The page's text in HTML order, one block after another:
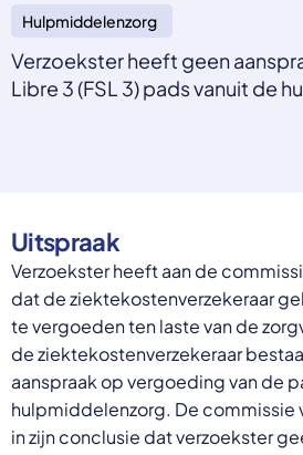
Overheid moet proactief
ondersteuning bieden bij
straffen
Schrap de opslag op de
Nieuws
Casussen
Nederlands
English
Deutsch
Polski
Romana
български
Українська
русский
Espanol
Francais
Hulpmiddelenzorg
Verzoekster heeft geen
Libre 3 (FSL 3) pads vanuit de
Uitspraak
Verzoekster heeft aan de
dat de ziektekostenverzekeraar
te vergoeden ten laste van de
de ziektekostenverzekeraar
aanspraak op vergoeding van de
hulpmiddelenzorg. De commissie
in zijn conclusie dat verzoekster